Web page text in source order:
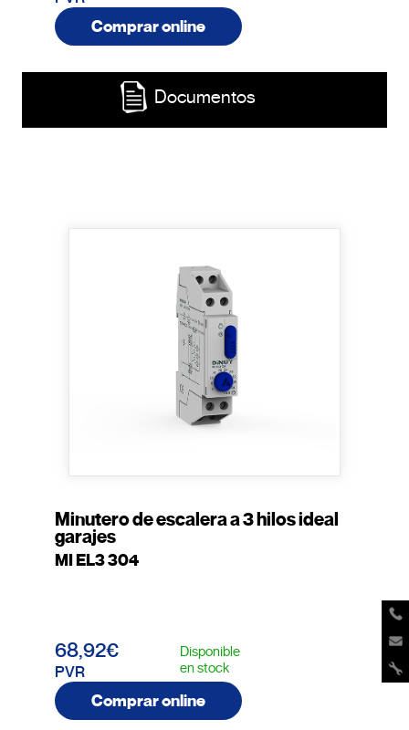
Comprar online
Documentos
Minutero de escalera a 3 hilos ideal
garajes
MI EL3 304
68,92€
PVR
Disponible
en stock
Comprar online